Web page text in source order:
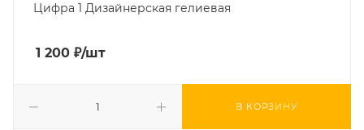
Цифра 1 Дизайнерская гелиевая
1 200 ₽/шт
В КОРЗИНУ